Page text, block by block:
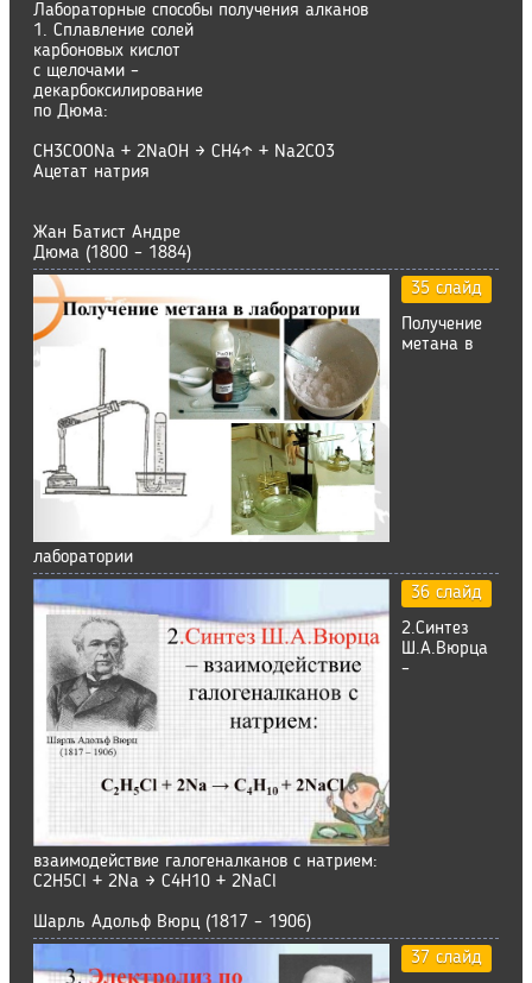
Лабораторные способы получения алканов
1. Сплавление солей
карбоновых кислот
с щелочами –
декарбоксилирование
по Дюма:
СН3СООNa + 2NaОН → СН4↑ + Nа2СО3
Ацетат натрия
Жан Батист Андре
Дюма (1800 – 1884)
35 слайд
Получение
метана в
лаборатории
36 слайд
2.Синтез
Ш.А.Вюрца
–
взаимодействие галогеналканов с натрием:
C2H5Cl + 2Na → C4H10 + 2NaCl
Шарль Адольф Вюрц (1817 – 1906)
37 слайд